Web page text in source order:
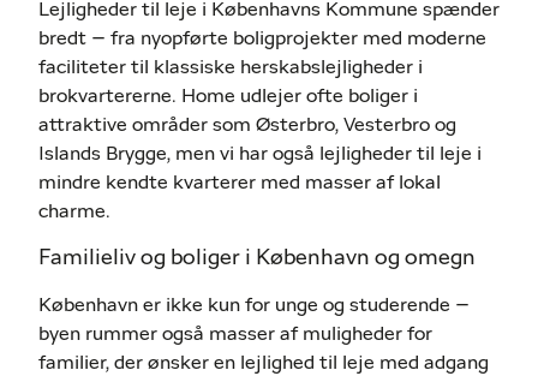
Lejligheder til leje i Københavns Kommune spænder
bredt – fra nyopførte boligprojekter med moderne
faciliteter til klassiske herskabslejligheder i
brokvartererne. Home udlejer ofte boliger i
attraktive områder som Østerbro, Vesterbro og
Islands Brygge, men vi har også lejligheder til leje i
mindre kendte kvarterer med masser af lokal
charme.
Familieliv og boliger i København og omegn
København er ikke kun for unge og studerende –
byen rummer også masser af muligheder for
familier, der ønsker en lejlighed til leje med adgang